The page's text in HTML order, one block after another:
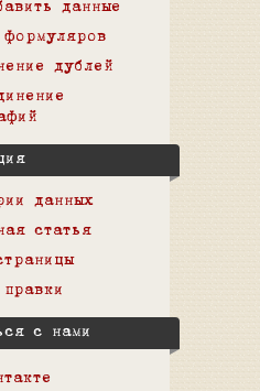
данные
дублей
данных
статья
с нами